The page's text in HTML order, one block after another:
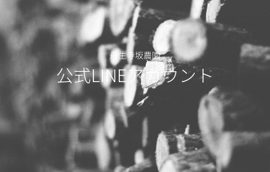
丹生寺坂農園
公式LINEアカウント